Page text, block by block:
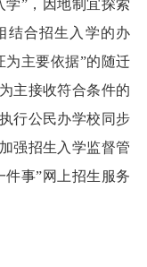
”，因地制宜探索
结合招生入学的办
为主要依据”的随迁
主接收符合条件的
行公民办学校同步
强招生入学监督管
事”网上招生服务